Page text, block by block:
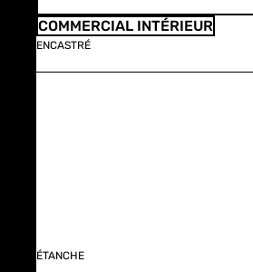
COMMERCIAL INTÉRIEUR
ENCASTRÉ
ÉTANCHE